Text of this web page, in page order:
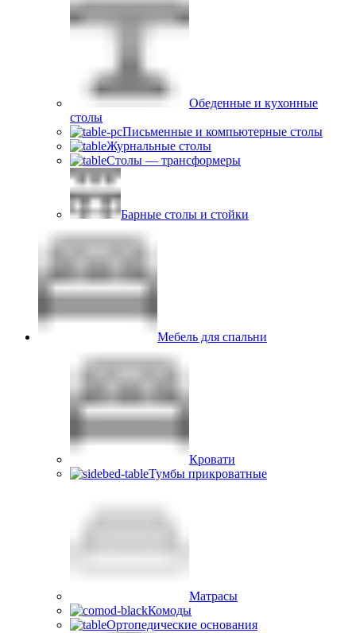
Обеденные и кухонные
столы
Письменные и компьютерные столы
Журнальные столы
Столы — трансформеры
Барные столы и стойки
Мебель для спальни
Кровати
Тумбы прикроватные
Матрасы
Комоды
Ортопедические основания